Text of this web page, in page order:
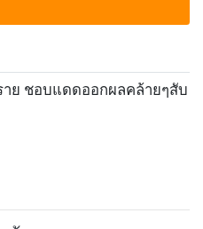
าย ชอบแดดออกผลคล้ายๆสับ